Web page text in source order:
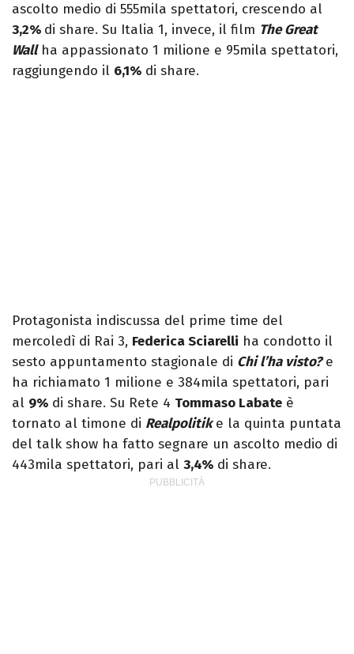
ascolto medio di 555mila spettatori, crescendo al
3,2% di share. Su Italia 1, invece, il film The Great
Wallha appassionato 1 milione e 95mila spettatori,
raggiungendo il 6,1% di share.
Protagonista indiscussa del prime time del
mercoledì di Rai 3, Federica Sciarelli ha condotto il
sesto appuntamento stagionale di Chi l’ha visto?e
ha richiamato 1 milione e 384mila spettatori, pari
al 9% di share. Su Rete 4 Tommaso Labate è
tornato al timone di Realpolitike la quinta puntata
del talk show ha fatto segnare un ascolto medio di
443mila spettatori, pari al 3,4% di share.